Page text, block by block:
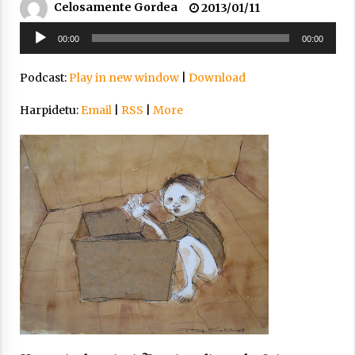
2021/11/25
eta ondoren zer?
2021/11/12
Arrosaren IX. Topaketak – Mila
esker guztioi!
2021/11/11
Celosamente Gordea
2013/01/11
Soinu
erreproduzigailua
00:00 00:00
Podcast:Play in new window| Download
Harpidetu:Email| RSS More